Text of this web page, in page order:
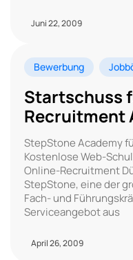
Juni 22, 2009
Bewerbung
Startschuss
Recruitment
StepStone Academy
Kostenlose Web-
Online-Recruitment
StepStone, eine der
Fach- und
Serviceangebot aus
April 26, 2009